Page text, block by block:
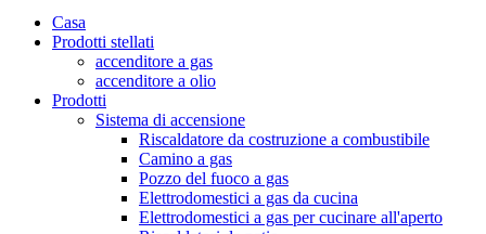
Casa
Prodotti stellati
accenditore a gas
accenditore a olio
Prodotti
Sistema di accensione
Riscaldatore da costruzione a combustibile
Camino a gas
Pozzo del fuoco a gas
Elettrodomestici a gas da cucina
Elettrodomestici a gas per cucinare all'aperto